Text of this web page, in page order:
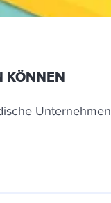
KÖNNEN